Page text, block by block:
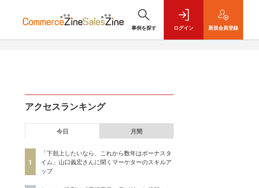
事例を探す ログイン 新規会員登録
アクセスランキング
今日 月間
1
「下剋上したいなら、これから数年はボーナスタ
イム」山口義宏さんに聞くマーケターのスキルア
ップ